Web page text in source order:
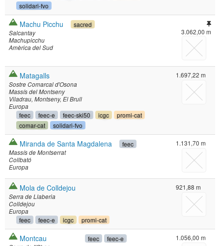
solidari-fvo
Machu Picchu
Salcantay
Machupicchu
Amèrica del Sud
sacred
3.062,00 m
Matagalls
Sostre Comarcal d'Osona
Massís del Montseny
Viladrau Montseny El Brull
Europa
feec feec-e feec-ski50 icgc
promi-cat
comar-cat
solidari-fvo
1.697,22 m
Miranda de Santa Magdalena
Massís de Montserrat
Collbató
Europa
feec 1.131,70 m
Mola de Colldejou
Serra de Llaberia
Colldejou
Europa
feec feec-e icgc promi-cat
921,88 m
Montcau feec feec-e 1.056,00 m